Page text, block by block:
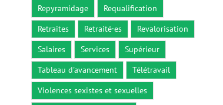
Repyramidage
Requalification
Retraites
Retraité·es
Revalorisation
Salaires
Services
Supérieur
Tableau d'avancement
Télétravail
Violences sexistes et sexuelles